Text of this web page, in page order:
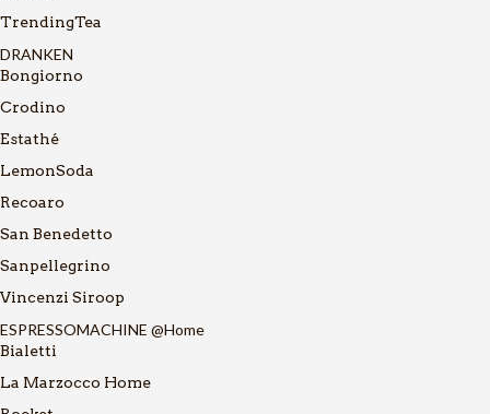
TrendingTea
DRANKEN
Bongiorno
Crodino
Estathé
LemonSoda
Recoaro
San Benedetto
Sanpellegrino
Vincenzi Siroop
ESPRESSOMACHINE @Home
Bialetti
La Marzocco Home